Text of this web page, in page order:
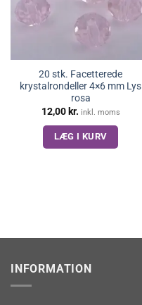
20 stk. Facetterede
krystalrondeller 4×6 mm Lys
rosa
12,00 kr. inkl. moms
LÆG I KURV
INFORMATION